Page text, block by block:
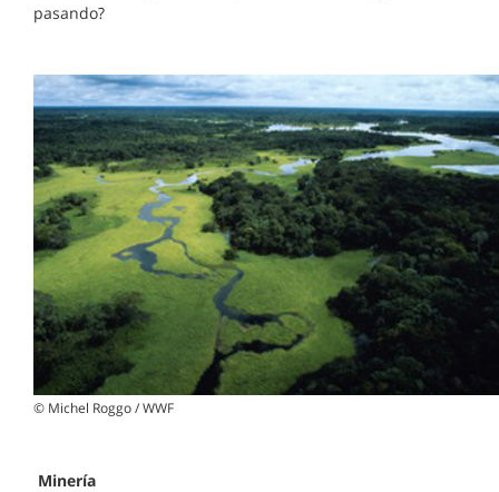
pasando?
© Michel Roggo / WWF
Minería